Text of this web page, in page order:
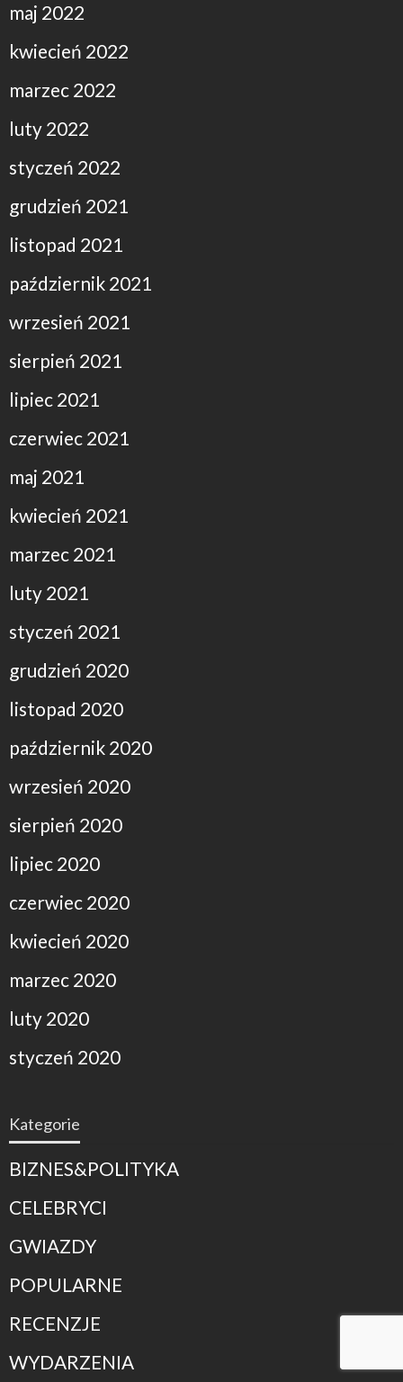
maj 2022
kwiecień 2022
marzec 2022
luty 2022
styczeń 2022
grudzień 2021
listopad 2021
październik 2021
wrzesień 2021
sierpień 2021
lipiec 2021
czerwiec 2021
maj 2021
kwiecień 2021
marzec 2021
luty 2021
styczeń 2021
grudzień 2020
listopad 2020
październik 2020
wrzesień 2020
sierpień 2020
lipiec 2020
czerwiec 2020
kwiecień 2020
marzec 2020
luty 2020
styczeń 2020
Kategorie
BIZNES&POLITYKA
CELEBRYCI
GWIAZDY
POPULARNE
RECENZJE
WYDARZENIA